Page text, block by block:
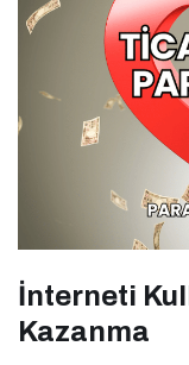
İnterneti
Kazanma